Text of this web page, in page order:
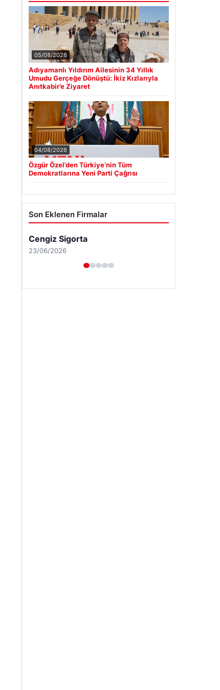
05/08/2026
Adıyamanlı Yıldırım Ailesinin 34 Yıllık
Umudu Gerçeğe Dönüştü: İkiz Kızlarıyla
Anıtkabir’e Ziyaret
04/08/2026
Özgür Özel’den Türkiye’nin Tüm
Demokratlarına Yeni Parti Çağrısı
Son Eklenen Firmalar